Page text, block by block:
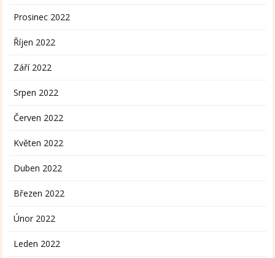
Prosinec 2022
Říjen 2022
Září 2022
Srpen 2022
Červen 2022
Květen 2022
Duben 2022
Březen 2022
Únor 2022
Leden 2022